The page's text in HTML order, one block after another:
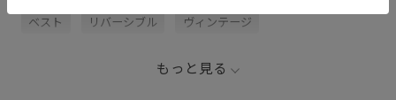
ベスト リバーシブル ヴィンテージ
もっと見る